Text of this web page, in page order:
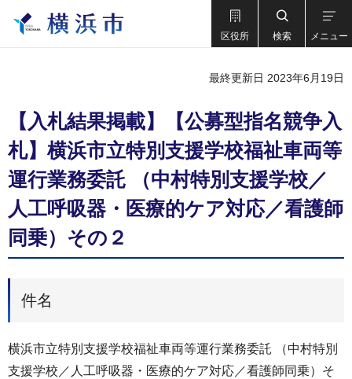
区役所 検索 メニュー
最終更新日 2023年6月19日
【入札結果掲載】【公募型指名競争入
札】横浜市立特別支援学校福祉車両等
運行業務委託 （中村特別支援学校／
人工呼吸器・医療的ケア対応／看護師
同乗）その２
件名
横浜市立特別支援学校福祉車両等運行業務委託 （中村特別
支援学校／人工呼吸器・医療的ケア対応／看護師同乗）そ